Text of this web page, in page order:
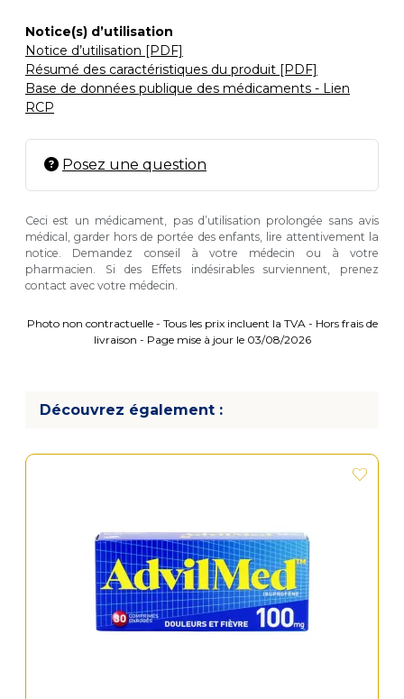
Notice(s) d’utilisation
Notice d’utilisation [PDF]
Résumé des caractéristiques du produit [PDF]
Base de données publique des médicaments - Lien
RCP
Posez une question
Ceci est un médicament, pas d’utilisation prolongée sans avis
médical, garder hors de portée des enfants, lire attentivement la
notice. Demandez conseil à votre médecin ou à votre
pharmacien. Si des Effets indésirables surviennent, prenez
contact avec votre médecin.
Photo non contractuelle - Tous les prix incluent la TVA - Hors frais de
livraison - Page mise à jour le 03/08/2026
Découvrez également :